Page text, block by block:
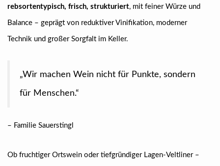
rebsortentypisch, frisch, strukturiert, mit feiner Würze und
Balance – geprägt von reduktiver Vinifikation, moderner
Technik und großer Sorgfalt im Keller.
„Wir machen Wein nicht für Punkte, sondern
für Menschen.“
– Familie Sauerstingl
Ob fruchtiger Ortswein oder tiefgründiger Lagen-Veltliner –